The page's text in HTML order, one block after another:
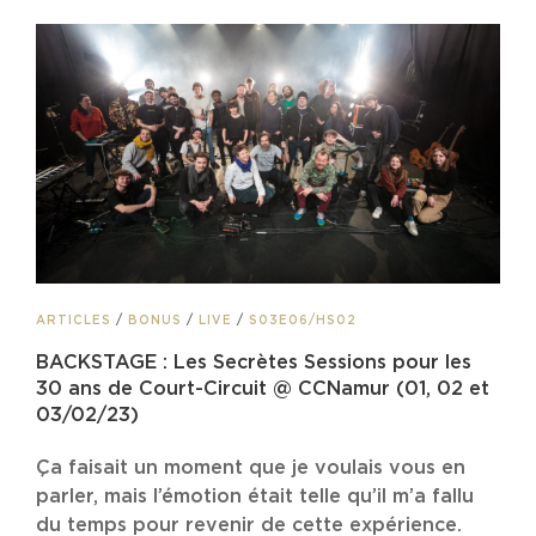
CAT
ARTICLES / BONUS / LIVE / S03E06/HS02
BACKSTAGE : Les Secrètes Sessions pour les
30 ans de Court-Circuit @ CCNamur (01, 02 et
03/02/23)
Ça faisait un moment que je voulais vous en
parler, mais l’émotion était telle qu’il m’a fallu
du temps pour revenir de cette expérience.